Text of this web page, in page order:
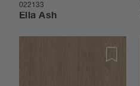
022133
Ella Ash